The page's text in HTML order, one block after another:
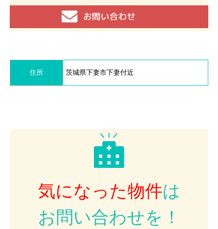
住所 茨城県下妻市下妻付近
気になった物件は
お問い合わせを！